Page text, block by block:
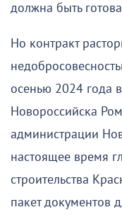
должна быть
Но контракт
осенью 2024 года
Новороссийска
администрации
настоящее время
строительства
пакет документов